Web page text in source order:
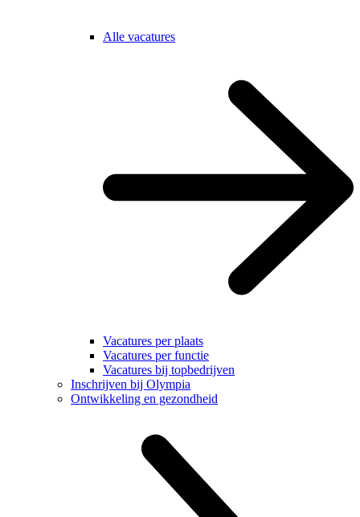
Alle vacatures
Vacatures per plaats
Vacatures per functie
Vacatures bij topbedrijven
Inschrijven bij Olympia
Ontwikkeling en gezondheid